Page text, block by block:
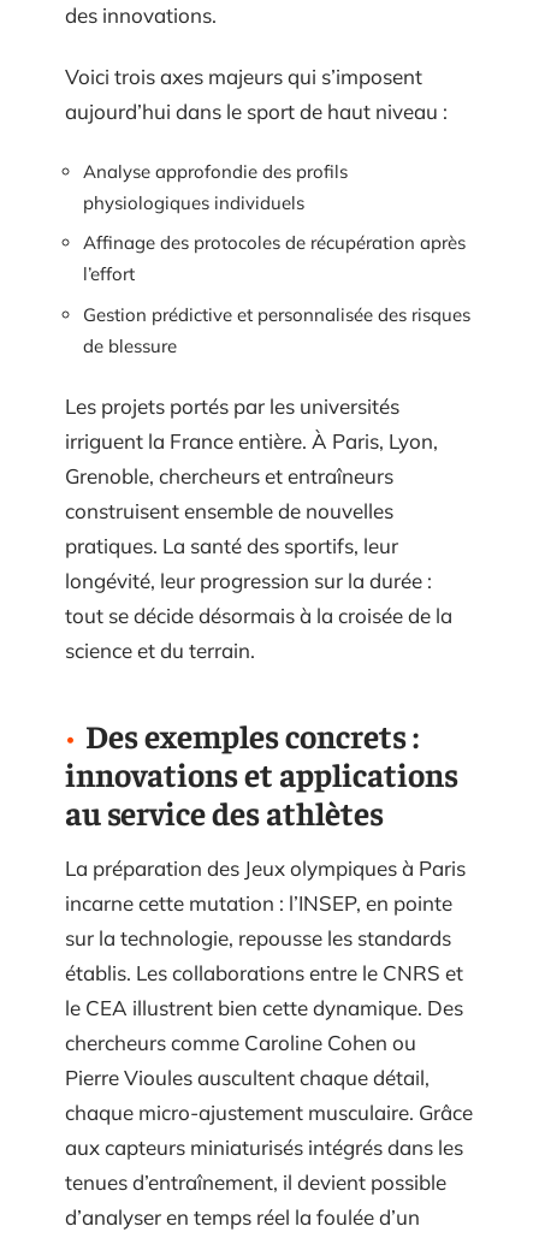
des innovations.
Voici trois axes majeurs qui s’imposent
aujourd’hui dans le sport de haut niveau :
Analyse approfondie des profils
physiologiques individuels
Affinage des protocoles de récupération après
l’effort
Gestion prédictive et personnalisée des risques
de blessure
Les projets portés par les universités
irriguent la France entière. À Paris, Lyon,
Grenoble, chercheurs et entraîneurs
construisent ensemble de nouvelles
pratiques. La santé des sportifs, leur
longévité, leur progression sur la durée :
tout se décide désormais à la croisée de la
science et du terrain.
Des exemples concrets :
innovations et applications
au service des athlètes
La préparation des Jeux olympiques à Paris
incarne cette mutation : l’INSEP, en pointe
sur la technologie, repousse les standards
établis. Les collaborations entre le CNRS et
le CEA illustrent bien cette dynamique. Des
chercheurs comme Caroline Cohen ou
Pierre Vioules auscultent chaque détail,
chaque micro-ajustement musculaire. Grâce
aux capteurs miniaturisés intégrés dans les
tenues d’entraînement, il devient possible
d’analyser en temps réel la foulée d’un